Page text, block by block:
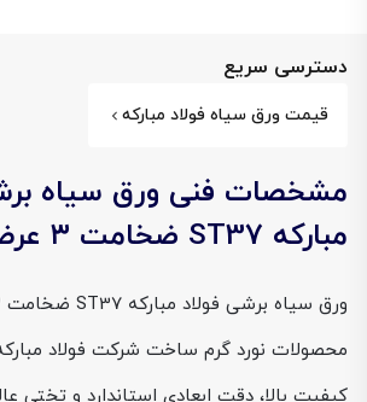
دسترسی سریع
قیمت ورق سیاه فولاد مبارکه
مشخصات فنی ورق سیاه
مبارکه ST37 ضخامت ۳ عرض ۱۵۰۰
محصولات نورد گرم ساخت شرکت فولاد
کیفیت بالا، دقت ابعادی استاندارد و تختی